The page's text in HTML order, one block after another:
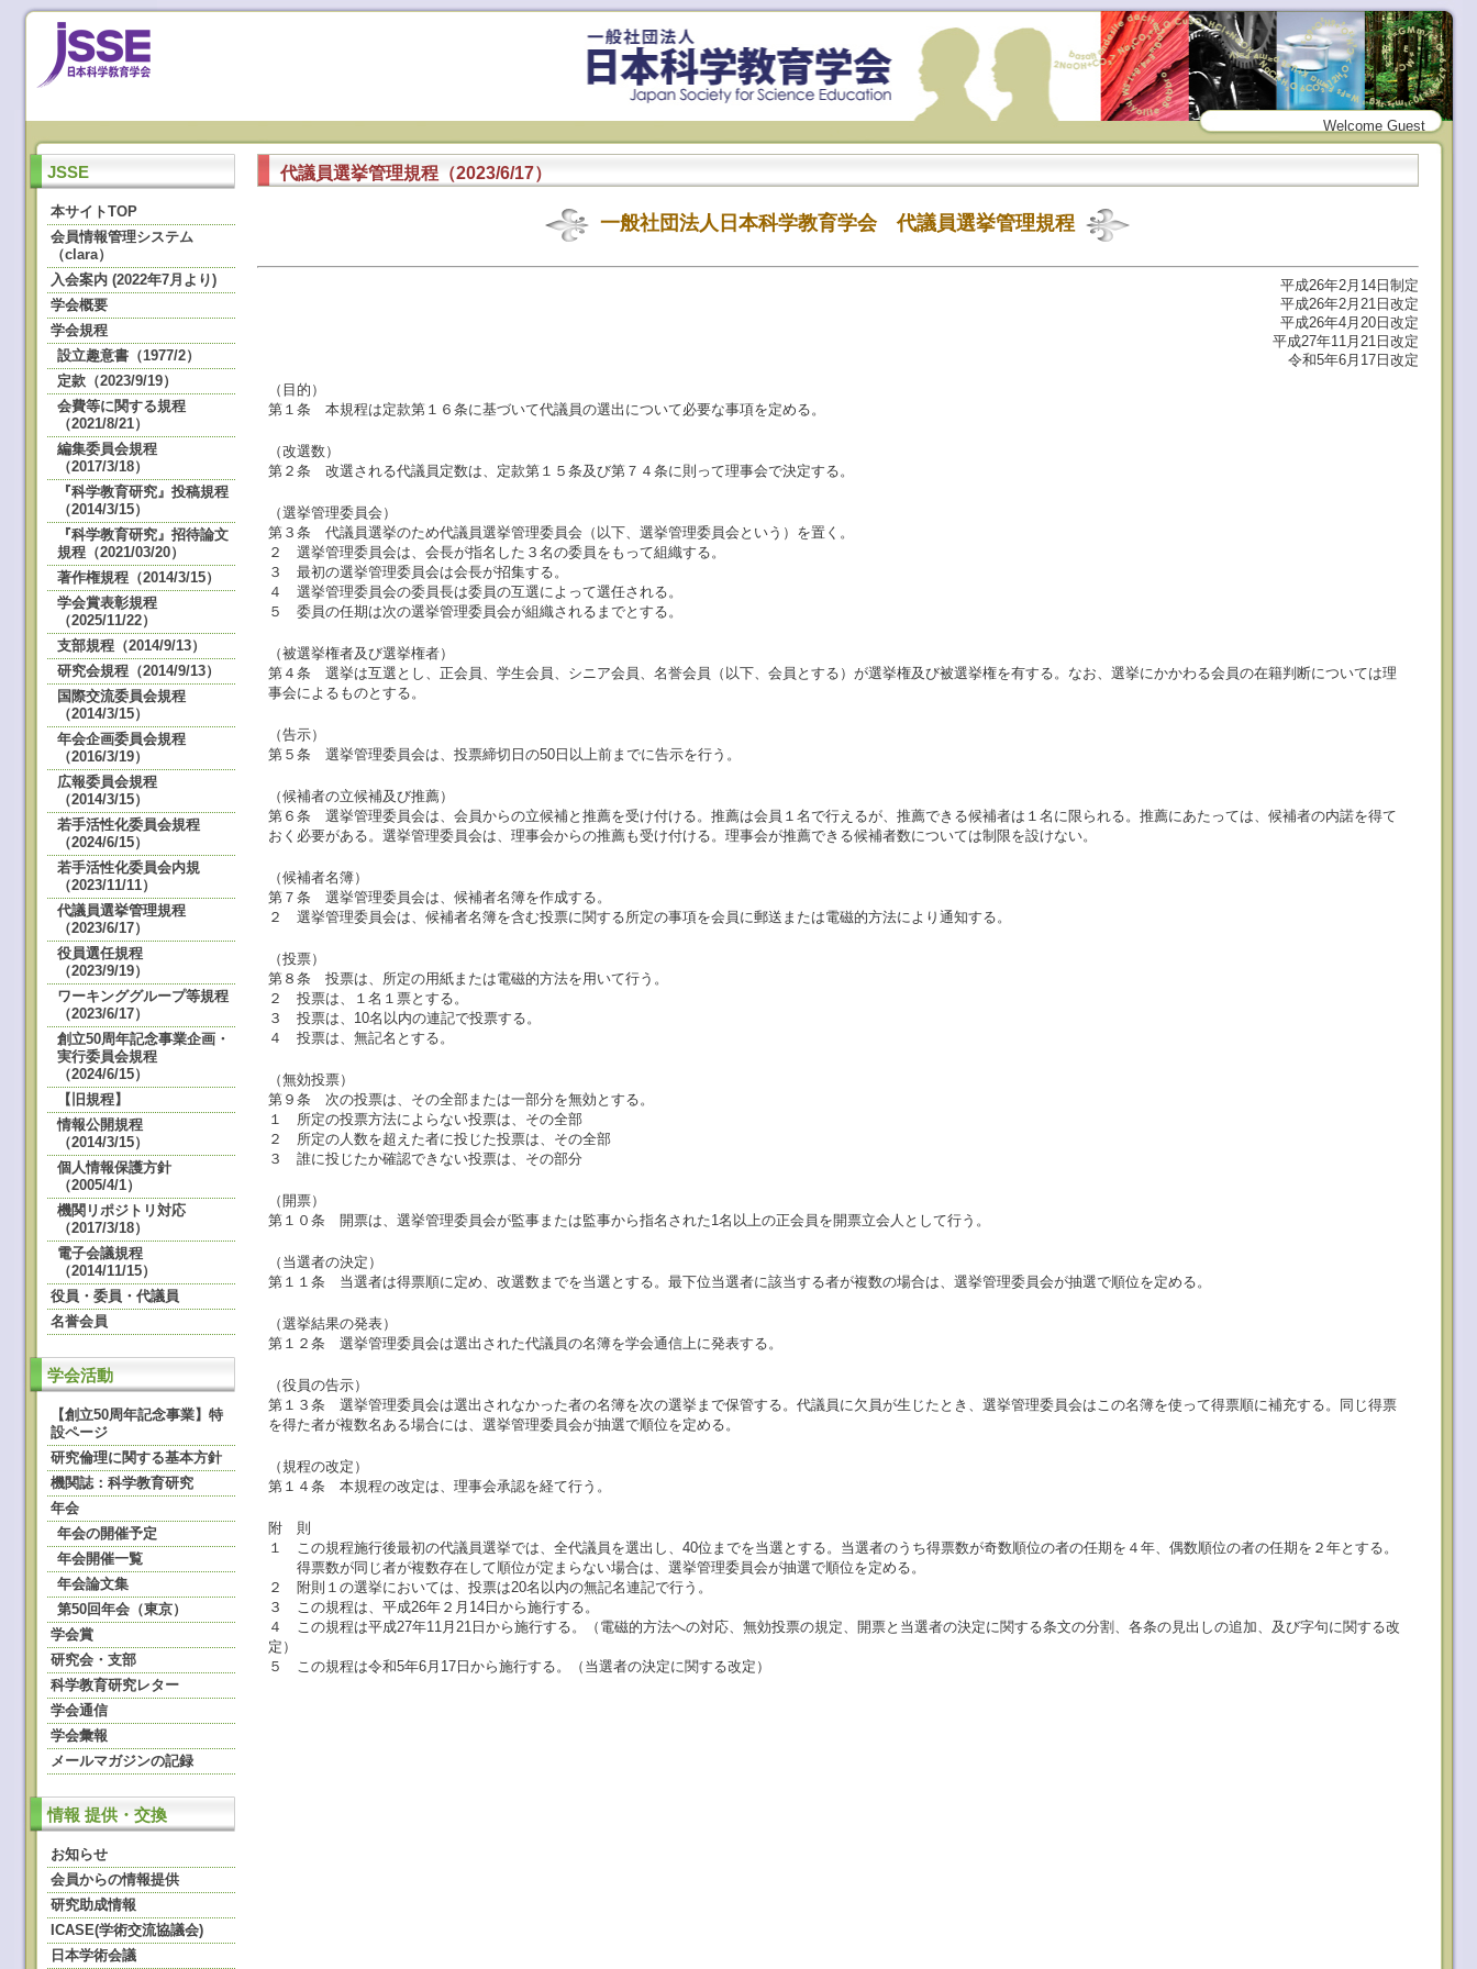
Welcome Guest
JSSE
本サイトTOP
会員情報管理システム
（clara）
入会案内 (2022年7月より)
学会概要
学会規程
設立趣意書（1977/2）
定款（2023/9/19）
会費等に関する規程
（2021/8/21）
編集委員会規程
（2017/3/18）
『科学教育研究』投稿規程
（2014/3/15）
『科学教育研究』招待論文
規程（2021/03/20）
著作権規程（2014/3/15）
学会賞表彰規程
（2025/11/22）
支部規程（2014/9/13）
研究会規程（2014/9/13）
国際交流委員会規程
（2014/3/15）
年会企画委員会規程
（2016/3/19）
広報委員会規程
（2014/3/15）
若手活性化委員会規程
（2024/6/15）
若手活性化委員会内規
（2023/11/11）
代議員選挙管理規程
（2023/6/17）
役員選任規程
（2023/9/19）
ワーキンググループ等規程
（2023/6/17）
創立50周年記念事業企画・
実行委員会規程
（2024/6/15）
【旧規程】
情報公開規程
（2014/3/15）
個人情報保護方針
（2005/4/1）
機関リポジトリ対応
（2017/3/18）
電子会議規程
（2014/11/15）
役員・委員・代議員
名誉会員
学会活動
【創立50周年記念事業】特
設ページ
研究倫理に関する基本方針
機関誌：科学教育研究
年会
年会の開催予定
年会開催一覧
年会論文集
第50回年会（東京）
学会賞
研究会・支部
科学教育研究レター
学会通信
学会彙報
メールマガジンの記録
情報 提供・交換
お知らせ
会員からの情報提供
研究助成情報
ICASE(学術交流協議会)
日本学術会議
代議員選挙管理規程（2023/6/17）
一般社団法人日本科学教育学会 代議員選挙管理規程
平成26年2月14日制定
平成26年2月21日改定
平成26年4月20日改定
平成27年11月21日改定
令和5年6月17日改定
（目的）
第１条 本規程は定款第１６条に基づいて代議員の選出について必要な事項を定める。
（改選数）
第２条 改選される代議員定数は、定款第１５条及び第７４条に則って理事会で決定する。
（選挙管理委員会）
第３条 代議員選挙のため代議員選挙管理委員会（以下、選挙管理委員会という）を置く。
２ 選挙管理委員会は、会長が指名した３名の委員をもって組織する。
３ 最初の選挙管理委員会は会長が招集する。
４ 選挙管理委員会の委員長は委員の互選によって選任される。
５ 委員の任期は次の選挙管理委員会が組織されるまでとする。
（被選挙権者及び選挙権者）
第４条 選挙は互選とし、正会員、学生会員、シニア会員、名誉会員（以下、会員とする）が選挙権及び被選挙権を有する。なお、選挙にかかわる会員の在籍判断については理
事会によるものとする。
（告示）
第５条 選挙管理委員会は、投票締切日の50日以上前までに告示を行う。
（候補者の立候補及び推薦）
第６条 選挙管理委員会は、会員からの立候補と推薦を受け付ける。推薦は会員１名で行えるが、推薦できる候補者は１名に限られる。推薦にあたっては、候補者の内諾を得て
おく必要がある。選挙管理委員会は、理事会からの推薦も受け付ける。理事会が推薦できる候補者数については制限を設けない。
（候補者名簿）
第７条 選挙管理委員会は、候補者名簿を作成する。
２ 選挙管理委員会は、候補者名簿を含む投票に関する所定の事項を会員に郵送または電磁的方法により通知する。
（投票）
第８条 投票は、所定の用紙または電磁的方法を用いて行う。
２ 投票は、１名１票とする。
３ 投票は、10名以内の連記で投票する。
４ 投票は、無記名とする。
（無効投票）
第９条 次の投票は、その全部または一部分を無効とする。
１ 所定の投票方法によらない投票は、その全部
２ 所定の人数を超えた者に投じた投票は、その全部
３ 誰に投じたか確認できない投票は、その部分
（開票）
第１０条 開票は、選挙管理委員会が監事または監事から指名された1名以上の正会員を開票立会人として行う。
（当選者の決定）
第１１条 当選者は得票順に定め、改選数までを当選とする。最下位当選者に該当する者が複数の場合は、選挙管理委員会が抽選で順位を定める。
（選挙結果の発表）
第１２条 選挙管理委員会は選出された代議員の名簿を学会通信上に発表する。
（役員の告示）
第１３条 選挙管理委員会は選出されなかった者の名簿を次の選挙まで保管する。代議員に欠員が生じたとき、選挙管理委員会はこの名簿を使って得票順に補充する。同じ得票
を得た者が複数名ある場合には、選挙管理委員会が抽選で順位を定める。
（規程の改定）
第１４条 本規程の改定は、理事会承認を経て行う。
附 則
１ この規程施行後最初の代議員選挙では、全代議員を選出し、40位までを当選とする。当選者のうち得票数が奇数順位の者の任期を４年、偶数順位の者の任期を２年とする。
得票数が同じ者が複数存在して順位が定まらない場合は、選挙管理委員会が抽選で順位を定める。
２ 附則１の選挙においては、投票は20名以内の無記名連記で行う。
３ この規程は、平成26年２月14日から施行する。
４ この規程は平成27年11月21日から施行する。（電磁的方法への対応、無効投票の規定、開票と当選者の決定に関する条文の分割、各条の見出しの追加、及び字句に関する改
定）
５ この規程は令和5年6月17日から施行する。（当選者の決定に関する改定）